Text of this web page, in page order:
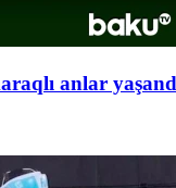
anlar